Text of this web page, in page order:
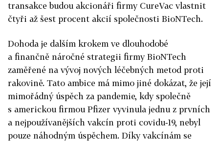
transakce budou akcionáři firmy CureVac vlastnit
čtyři až šest procent akcií společnosti BioNTech.
Dohoda je dalším krokem ve dlouhodobé
a finančně náročné strategii firmy BioNTech
zaměřené na vývoj nových léčebných metod proti
rakovině. Tato ambice má mimo jiné dokázat, že její
mimořádný úspěch za pandemie, kdy společně
s americkou firmou Pfizer vyvinula jednu z prvních
a nejpoužívanějších vakcín proti covidu‑19, nebyl
pouze náhodným úspěchem. Díky vakcínám se